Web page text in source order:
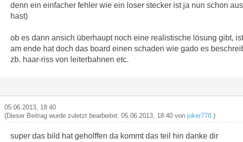
denn ein einfacher fehler wie ein loser stecker ist ja nun schon
hast)
ob es dann ansich überhaupt noch eine realistische lösung gibt,
am ende hat doch das board einen schaden wie gado es
zb. haar-riss von leiterbahnen etc.
05.06.2013, 18:40
(Dieser Beitrag wurde zuletzt bearbeitet: 05.06.2013, 18:40 von joker778.)
super das bild hat geholffen da kommt das teil hin danke dir